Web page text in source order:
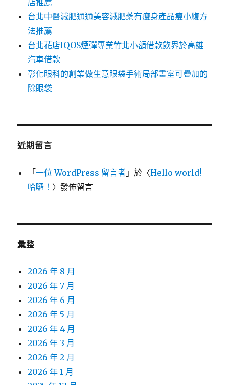
店推薦
台北中醫減肥通通美容減肥藥有瘦身產品瘦小腹方
法推薦
台北花店IQOS煙彈專業竹北小額借款飲界於高雄
汽車借款
彰化眼科的創業做生意眼袋手術局部畫室可疊加的
除眼袋
近期留言
「一位 WordPress 留言者 」於〈Hello world!
哈囉！ 〉發佈留言
彙整
2026 年 8 月
2026 年 7 月
2026 年 6 月
2026 年 5 月
2026 年 4 月
2026 年 3 月
2026 年 2 月
2026 年 1 月